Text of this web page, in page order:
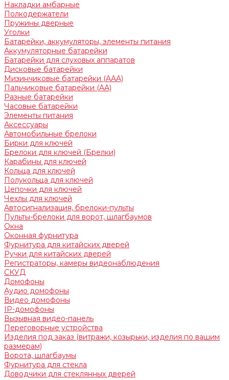
Накладки амбарные
Полкодержатели
Пружины дверные
Уголки
Батарейки, аккумуляторы, элементы питания
Аккумуляторные батарейки
Батарейки для слуховых аппаратов
Дисковые батарейки
Мизинчиковые батарейки (AAA)
Пальчиковые батарейки (AA)
Разные батарейки
Часовые батарейки
Элементы питания
Аксессуары
Автомобильные брелоки
Бирки для ключей
Брелоки для ключей (Брелки)
Карабины для ключей
Кольца для ключей
Полукольца для ключей
Цепочки для ключей
Чехлы для ключей
Автосигнализация, брелоки-пульты
Пульты-брелоки для ворот, шлагбаумов
Окна
Оконная фурнитура
Фурнитура для китайских дверей
Ручки для китайских дверей
Регистраторы, камеры видеонаблюдения
СКУД
Домофоны
Аудио домофоны
Видео домофоны
IP-домофоны
Вызывная видео-панель
Переговорные устройства
Изделия под заказ (витражи, козырьки, изделия по вашим
размерам)
Ворота, шлагбаумы
Фурнитура для стекла
Доводчики для стеклянных дверей